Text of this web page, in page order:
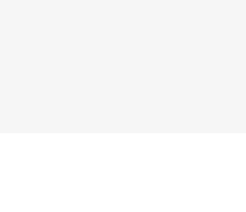
забезпечують високу
на снігу та льоду,